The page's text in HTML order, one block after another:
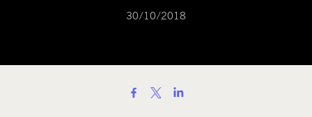
30/10/2018